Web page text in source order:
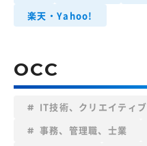
楽天・Yahoo!
OCC
IT技術、クリエイティブ
事務、管理職、士業